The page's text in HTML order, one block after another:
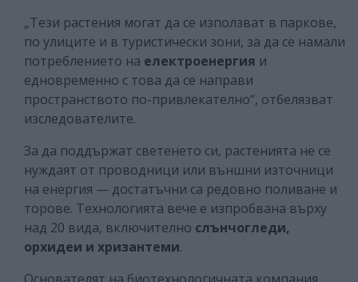
„Тези растения могат да се използват в паркове,
по улиците и в туристически зони, за да се намали
потреблението на електроенергия и
едновременно с това да се направи
пространството по-привлекателно“, отбелязват
изследователите.
За да поддържат светенето си, растенията не се
нуждаят от проводници или външни източници
на енергия — достатъчни са редовно поливане и
торове. Технологията вече е изпробвана върху
над 20 вида, включително слънчогледи,
орхидеи и хризантеми.
Основателят на биотехнологичната компания